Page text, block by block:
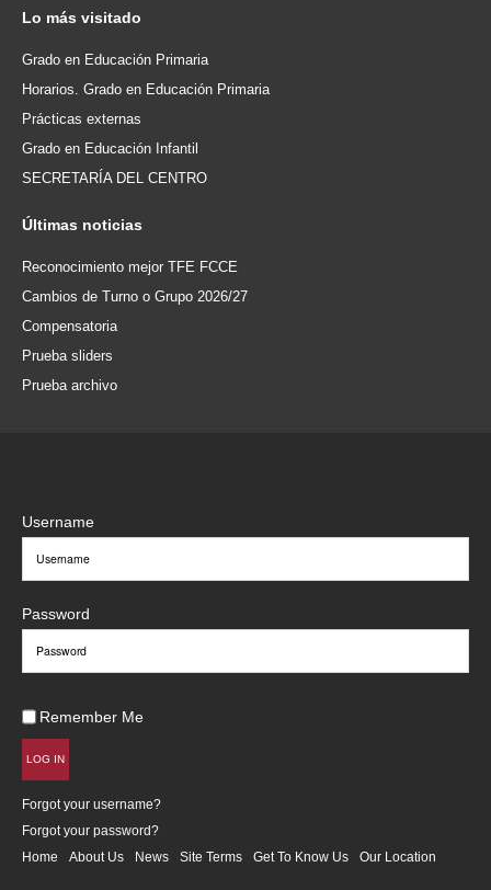
Lo más visitado
Grado en Educación Primaria
Horarios. Grado en Educación Primaria
Prácticas externas
Grado en Educación Infantil
SECRETARÍA DEL CENTRO
Últimas noticias
Reconocimiento mejor TFE FCCE
Cambios de Turno o Grupo 2026/27
Compensatoria
Prueba sliders
Prueba archivo
Username
Password
Remember Me
LOG IN
Forgot your username?
Forgot your password?
Home
About Us News Site Terms Get To Know Us Our Location